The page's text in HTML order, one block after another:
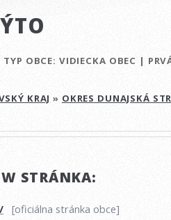
TYP OBCE: VIDIECKA OBEC |
KRAJ » OKRES DUNAJSKÁ
STRÁNKA:
[oficiálna stránka obce]